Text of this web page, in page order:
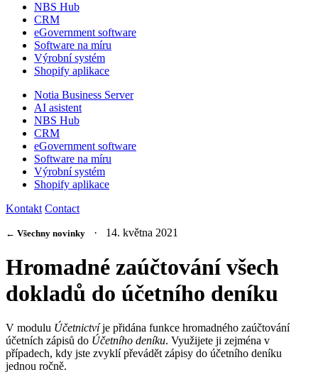
NBS Hub
CRM
eGovernment software
Software na míru
Výrobní systém
Shopify aplikace
Notia Business Server
AI asistent
NBS Hub
CRM
eGovernment software
Software na míru
Výrobní systém
Shopify aplikace
Kontakt Contact
← Všechny novinky · 14. května 2021
Hromadné zaúčtování všech
dokladů do účetního deníku
V modulu Účetnictvíje přidána funkce hromadného zaúčtování
účetních zápisů do Účetního deníku. Využijete ji zejména v
případech, kdy jste zvyklí převádět zápisy do účetního deníku
jednou ročně.